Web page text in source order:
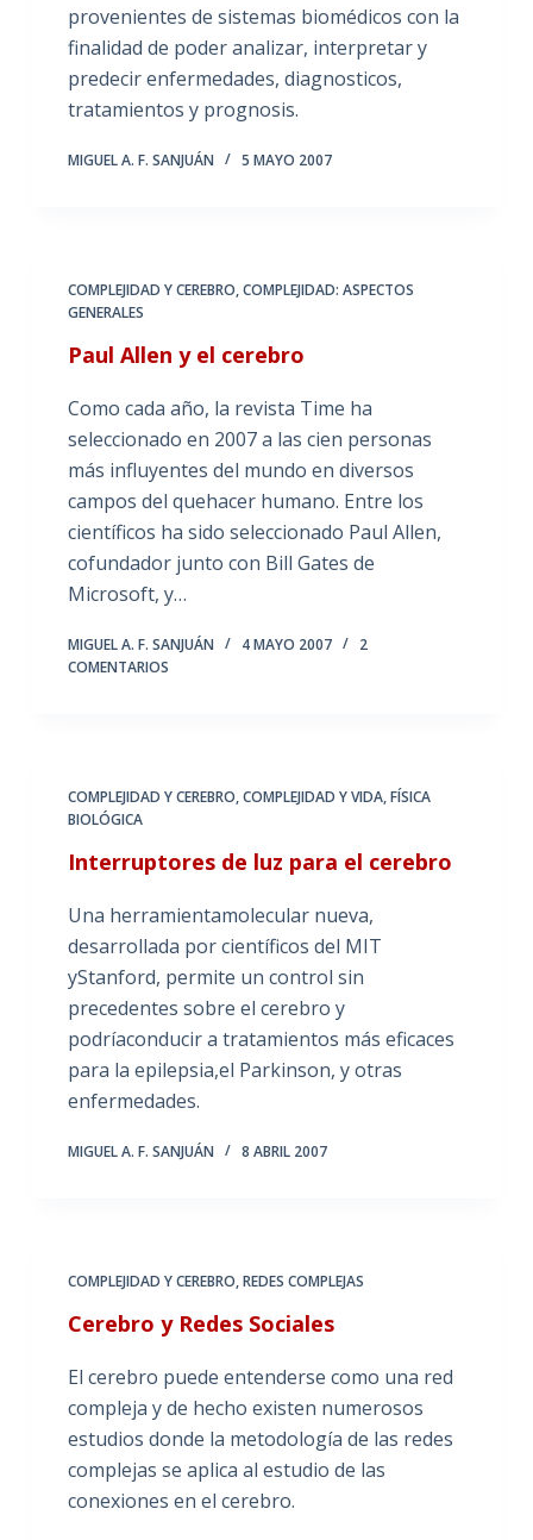
provenientes de sistemas biomédicos con la
finalidad de poder analizar, interpretar y
predecir enfermedades, diagnosticos,
tratamientos y prognosis.
MIGUEL A. F. SANJUÁN 5 MAYO 2007
COMPLEJIDAD Y CEREBRO,COMPLEJIDAD: ASPECTOS
GENERALES
Paul Allen y el cerebro
Como cada año, la revista Time ha
seleccionado en 2007 a las cien personas
más influyentes del mundo en diversos
campos del quehacer humano. Entre los
científicos ha sido seleccionado Paul Allen,
cofundador junto con Bill Gates de
Microsoft, y…
MIGUEL A. F. SANJUÁN 4 MAYO 2007
2
COMENTARIOS
COMPLEJIDAD Y CEREBRO,COMPLEJIDAD Y VIDA,FÍSICA
BIOLÓGICA
Interruptores de luz para el cerebro
Una herramientamolecular nueva,
desarrollada por científicos del MIT
yStanford, permite un control sin
precedentes sobre el cerebro y
podríaconducir a tratamientos más eficaces
para la epilepsia,el Parkinson, y otras
enfermedades.
MIGUEL A. F. SANJUÁN 8 ABRIL 2007
COMPLEJIDAD Y CEREBRO,REDES COMPLEJAS
Cerebro y Redes Sociales
El cerebro puede entenderse como una red
compleja y de hecho existen numerosos
estudios donde la metodología de las redes
complejas se aplica al estudio de las
conexiones en el cerebro.